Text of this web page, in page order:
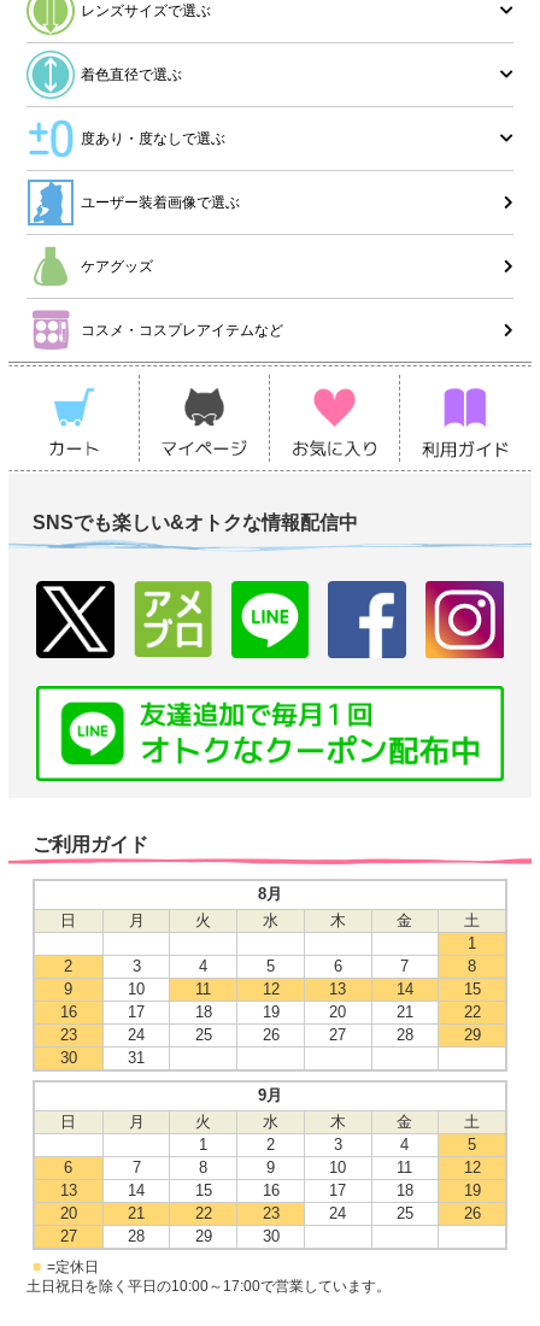
レンズサイズで選ぶ
着色直径で選ぶ
度あり・度なしで選ぶ
ユーザー装着画像で選ぶ
ケアグッズ
コスメ・コスプレアイテムなど
SNSでも楽しい&オトクな情報配信中
ご利用ガイド
8月
日
月 火 水 木 金
土
1
2
3 4 5 6 7
8
9
10 11 12 13 14
15
16
17 18 19 20 21
22
23
24 25 26 27 28
29
30
31
9月
日
月 火 水 木 金
土
1
2 3 4
5
6
7 8 9 10 11
12
13
14 15 16 17 18
19
20
21 22 23 24 25
26
27
28 29 30
■ =定休日
土日祝日を除く平日の10:00～17:00で営業しています。